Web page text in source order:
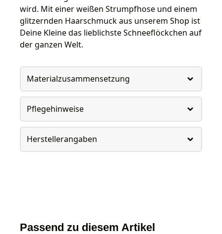
wird. Mit einer weißen Strumpfhose und einem
glitzernden Haarschmuck aus unserem Shop ist
Deine Kleine das lieblichste Schneeflöckchen auf
der ganzen Welt.
Materialzusammensetzung
Pflegehinweise
Herstellerangaben
Passend zu diesem Artikel